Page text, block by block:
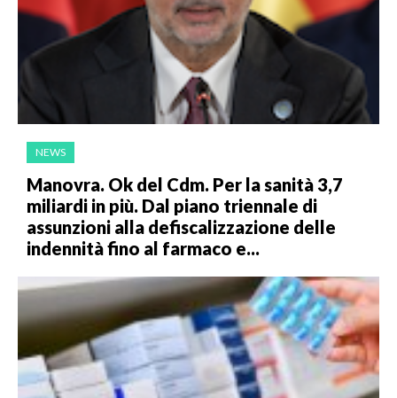
NEWS
Manovra. Ok del Cdm. Per la sanità 3,7
miliardi in più. Dal piano triennale di
assunzioni alla defiscalizzazione delle
indennità fino al farmaco e...